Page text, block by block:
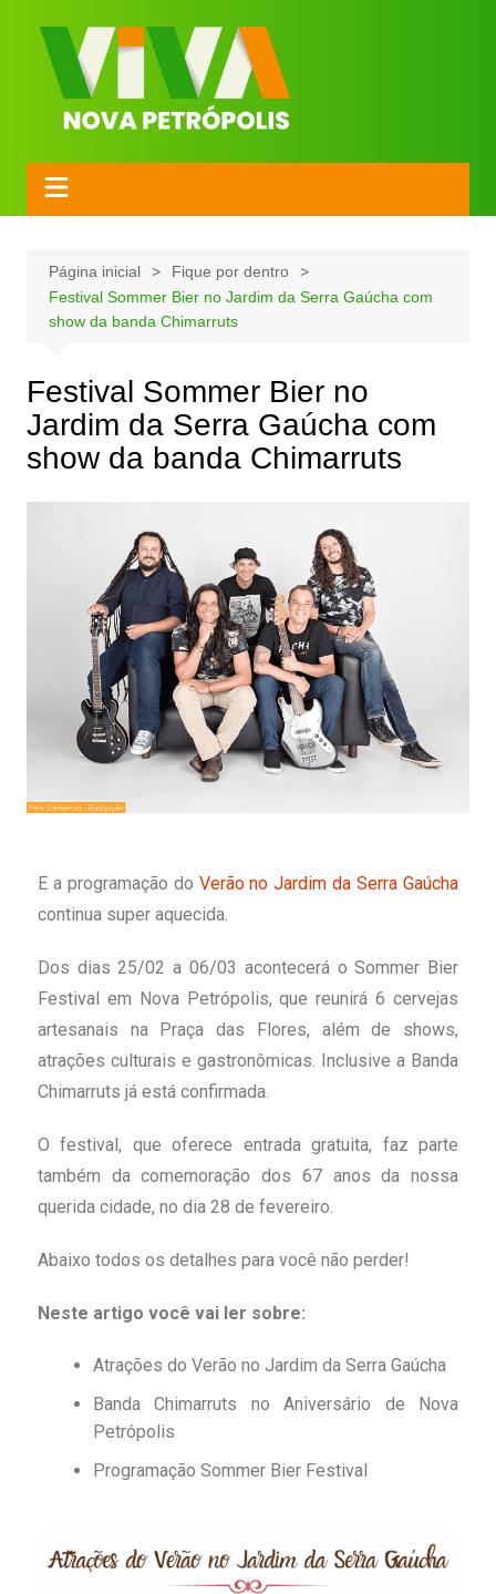
Página inicial
Fique por dentro
Festival Sommer Bier no Jardim da Serra Gaúcha com
show da banda Chimarruts
Festival Sommer Bier no
Jardim da Serra Gaúcha com
show da banda Chimarruts
E a programação do Verão no Jardim da Serra Gaúcha
continua super aquecida.
Dos dias 25/02 a 06/03 acontecerá o Sommer Bier
Festival em Nova Petrópolis, que reunirá 6 cervejas
artesanais na Praça das Flores, além de shows,
atrações culturais e gastronômicas. Inclusive a Banda
Chimarruts já está confirmada.
O festival, que oferece entrada gratuita, faz parte
também da comemoração dos 67 anos da nossa
querida cidade, no dia 28 de fevereiro.
Abaixo todos os detalhes para você não perder!
Neste artigo você vai ler sobre:
Atrações do Verão no Jardim da Serra Gaúcha
Banda Chimarruts no Aniversário de Nova
Petrópolis
Programação Sommer Bier Festival